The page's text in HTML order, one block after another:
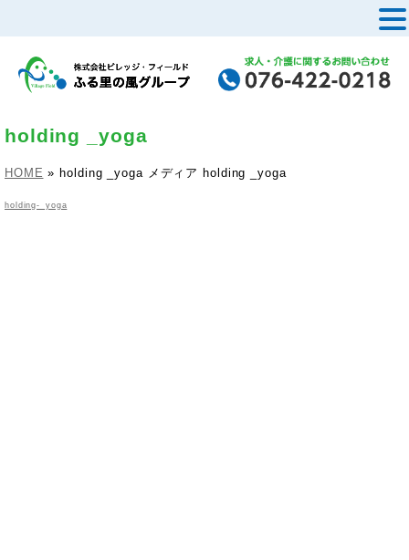
holding _yoga
HOME » holding _yoga メディア holding _yoga
holding-_yoga